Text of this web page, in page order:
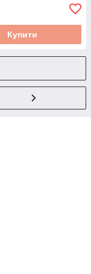
Купити